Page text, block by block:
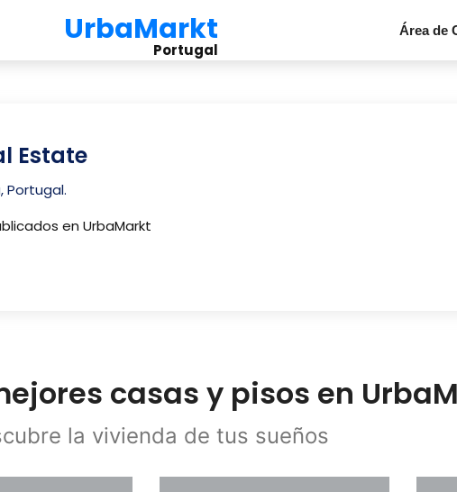
UrbaMarkt
Portugal
Área de
Estate
Portugal.
en UrbaMarkt
casas y pisos en
la vivienda de tus sueños